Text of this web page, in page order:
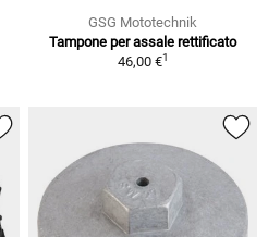
GSG Mototechnik
Tampone per assale rettificato
46,00 €1